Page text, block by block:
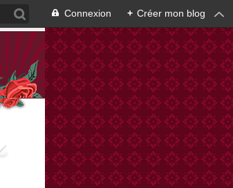
Connexion + Créer mon blog